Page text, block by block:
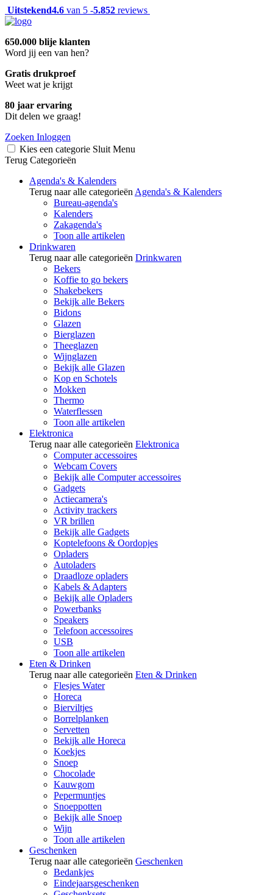
Uitstekend4.6 van 5 -5.852 reviews
650.000 blije klanten
Word jij een van hen?
Gratis drukproef
Weet wat je krijgt
80 jaar ervaring
Dit delen we graag!
Zoeken Inloggen
Kies een categorie Sluit Menu
Terug Categorieën
Agenda's & Kalenders
Terug naar alle categorieën Agenda's & Kalenders
Bureau-agenda's
Kalenders
Zakagenda's
Toon alle artikelen
Drinkwaren
Terug naar alle categorieën Drinkwaren
Bekers
Koffie to go bekers
Shakebekers
Bekijk alle Bekers
Bidons
Glazen
Bierglazen
Theeglazen
Wijnglazen
Bekijk alle Glazen
Kop en Schotels
Mokken
Thermo
Waterflessen
Toon alle artikelen
Elektronica
Terug naar alle categorieën Elektronica
Computer accessoires
Webcam Covers
Bekijk alle Computer accessoires
Gadgets
Actiecamera's
Activity trackers
VR brillen
Bekijk alle Gadgets
Koptelefoons & Oordopjes
Opladers
Autoladers
Draadloze opladers
Kabels & Adapters
Bekijk alle Opladers
Powerbanks
Speakers
Telefoon accessoires
USB
Toon alle artikelen
Eten & Drinken
Terug naar alle categorieën Eten & Drinken
Flesjes Water
Horeca
Bierviltjes
Borrelplanken
Servetten
Bekijk alle Horeca
Koekjes
Snoep
Chocolade
Kauwgom
Pepermuntjes
Snoeppotten
Bekijk alle Snoep
Wijn
Toon alle artikelen
Geschenken
Terug naar alle categorieën Geschenken
Bedankjes
Eindejaarsgeschenken